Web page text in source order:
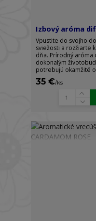
Izbový aróma
Vpustite do svojho
sviežosti a rozžiarte
dňa. Prírodný aróma
dokonalým
potrebujú okamžité
35 €/ks